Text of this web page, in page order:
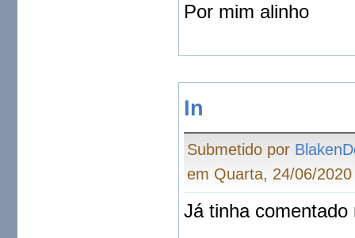
Por mim alinho
In
Submetido por
em Quarta, 24/06/
Já tinha